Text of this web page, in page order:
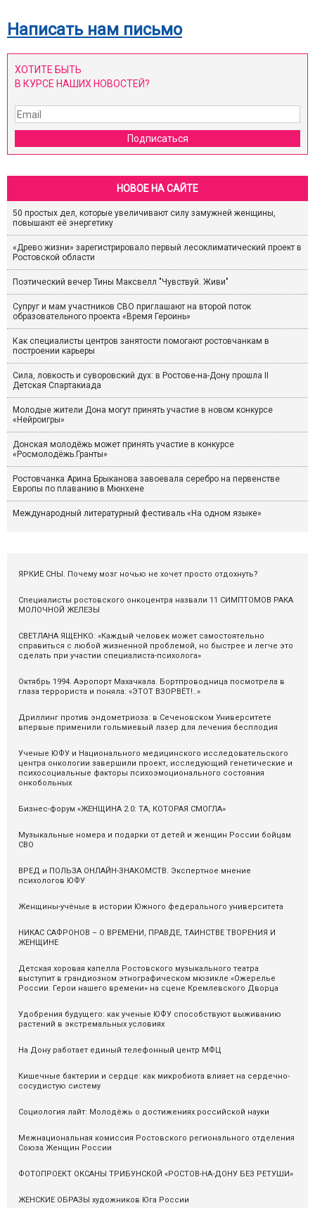
Написать нам письмо
ХОТИТЕ БЫТЬ
В КУРСЕ НАШИХ НОВОСТЕЙ?
Подписаться
НОВОЕ НА САЙТЕ
50 простых дел, которые увеличивают силу замужней женщины,
повышают её энергетику
«Древо жизни» зарегистрировало первый лесоклиматический проект в
Ростовской области
Поэтический вечер Тины Максвелл "Чувствуй. Живи"
Супруг и мам участников СВО приглашают на второй поток
образовательного проекта «Время Героинь»
Как специалисты центров занятости помогают ростовчанкам в
построении карьеры
Сила, ловкость и суворовский дух: в Ростове-на-Дону прошла II
Детская Спартакиада
Молодые жители Дона могут принять участие в новом конкурсе
«Нейроигры»
Донская молодёжь может принять участие в конкурсе
«Росмолодёжь.Гранты»
Ростовчанка Арина Брыканова завоевала серебро на первенстве
Европы по плаванию в Мюнхене
Международный литературный фестиваль «На одном языке»
ЯРКИЕ СНЫ. Почему мозг ночью не хочет просто отдохнуть?
Специалисты ростовского онкоцентра назвали 11 СИМПТОМОВ РАКА
МОЛОЧНОЙ ЖЕЛЕЗЫ
СВЕТЛАНА ЯЩЕНКО: «Каждый человек может самостоятельно
справиться с любой жизненной проблемой, но быстрее и легче это
сделать при участии специалиста-психолога»
Октябрь 1994. Аэропорт Махачкала. Бортпроводница посмотрела в
глаза террориста и поняла: «ЭТОТ ВЗОРВЁТ!..»
Дриллинг против эндометриоза: в Сеченовском Университете
впервые применили гольмиевый лазер для лечения бесплодия
Ученые ЮФУ и Национального медицинского исследовательского
центра онкологии завершили проект, исследующий генетические и
психосоциальные факторы психоэмоционального состояния
онкобольных
Бизнес-форум «ЖЕНЩИНА 2.0: ТА, КОТОРАЯ СМОГЛА»
Музыкальные номера и подарки от детей и женщин России бойцам
СВО
ВРЕД и ПОЛЬЗА ОНЛАЙН-ЗНАКОМСТВ. Экспертное мнение
психологов ЮФУ
Женщины-учёные в истории Южного федерального университета
НИКАС САФРОНОВ – О ВРЕМЕНИ, ПРАВДЕ, ТАИНСТВЕ ТВОРЕНИЯ И
ЖЕНЩИНЕ
Детская хоровая капелла Ростовского музыкального театра
выступит в грандиозном этнографическом мюзикле «Ожерелье
России. Герои нашего времени» на сцене Кремлевского Дворца
Удобрения будущего: как ученые ЮФУ способствуют выживанию
растений в экстремальных условиях
На Дону работает единый телефонный центр МФЦ
Кишечные бактерии и сердце: как микробиота влияет на сердечно-
сосудистую систему
Социология лайт: Молодёжь о достижениях российской науки
Межнациональная комиссия Ростовского регионального отделения
Союза Женщин России
ФОТОПРОЕКТ ОКСАНЫ ТРИБУНСКОЙ «РОСТОВ-НА-ДОНУ БЕЗ РЕТУШИ»
ЖЕНСКИЕ ОБРАЗЫ художников Юга России